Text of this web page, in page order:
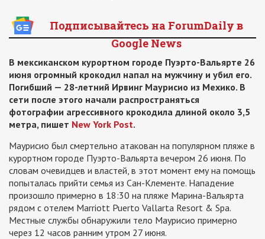
Подписывайтесь на ForumDaily в
Google News
В мексиканском курортном городе Пуэрто-Вальярте 26
июня огромный крокодил напал на мужчину и убил его.
Погибший — 28-летний Ирвинг Маурисио из Мехико. В
сети после этого начали распространяться
фотографии агрессивного крокодила длиной около 3,5
метра, пишет New York Post.
Маурисио был смертельно атакован на популярном пляже в
курортном городе Пуэрто-Вальярта вечером 26 июня. По
словам очевидцев и властей, в этот момент ему на помощь
попыталась прийти семья из Сан-Клементе. Нападение
произошло примерно в 18:30 на пляже Марина-Вальярта
рядом с отелем Marriott Puerto Vallarta Resort & Spa.
Местные службы обнаружили тело Маурисио примерно
через 12 часов ранним утром 27 июня.